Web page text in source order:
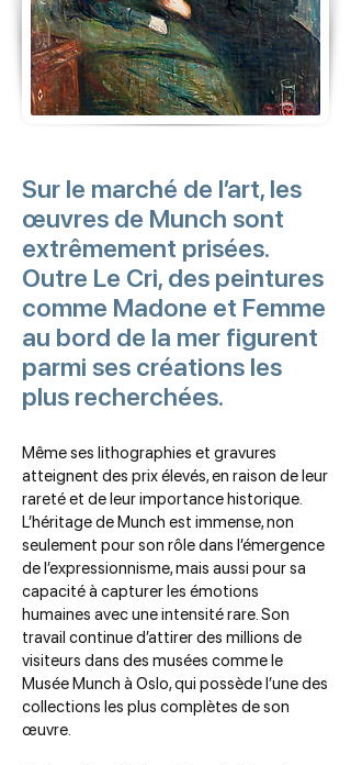
Sur le marché de l’art, les
œuvres de Munch sont
extrêmement prisées.
Outre Le Cri, des peintures
comme Madone et Femme
au bord de la mer figurent
parmi ses créations les
plus recherchées.
Même ses lithographies et gravures
atteignent des prix élevés, en raison de leur
rareté et de leur importance historique.
L’héritage de Munch est immense, non
seulement pour son rôle dans l’émergence
de l’expressionnisme, mais aussi pour sa
capacité à capturer les émotions
humaines avec une intensité rare. Son
travail continue d’attirer des millions de
visiteurs dans des musées comme le
Musée Munch à Oslo, qui possède l’une des
collections les plus complètes de son
œuvre.